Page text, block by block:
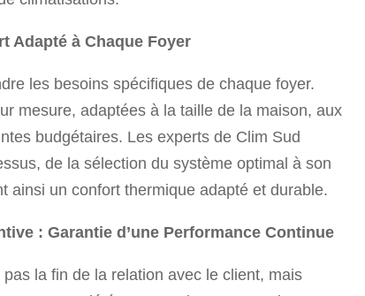
Adapté à Chaque Foyer
les besoins spécifiques de chaque foyer.
mesure, adaptées à la taille de la maison, aux
budgétaires. Les experts de Clim Sud
de la sélection du système optimal à son
ainsi un confort thermique adapté et durable.
: Garantie d’une Performance Continue
la fin de la relation avec le client, mais